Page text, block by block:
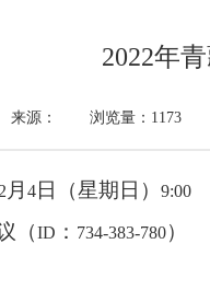
2022年
来源： 浏览量：1173
月 4 日（星期日） 9:00
（ID ： 734-383-780）